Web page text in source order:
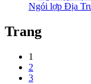
Ngói lợp Địa
Trang
1
2
3